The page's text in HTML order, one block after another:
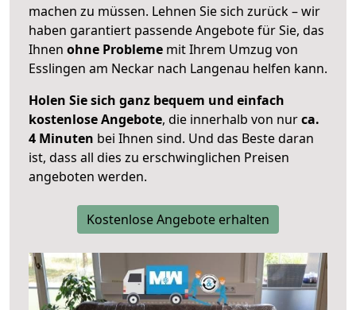
machen zu müssen. Lehnen Sie sich zurück – wir
haben garantiert passende Angebote für Sie, das
Ihnen ohne Probleme mit Ihrem Umzug von
Esslingen am Neckar nach Langenau helfen kann.
Holen Sie sich ganz bequem und einfach
kostenlose Angebote, die innerhalb von nurca.
4 Minuten bei Ihnen sind. Und das Beste daran
ist, dass all dies zu erschwinglichen Preisen
angeboten werden.
Kostenlose Angebote erhalten